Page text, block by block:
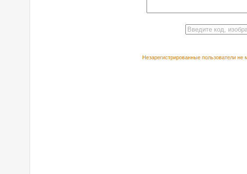
Незарегистрированные пользователи не